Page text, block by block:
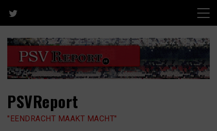
content
PSVReport
"EENDRACHT MAAKT MACHT"